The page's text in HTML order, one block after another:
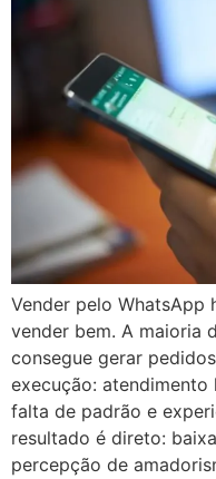
Vender pelo WhatsApp
vender bem. A maioria
consegue gerar
execução:
falta de padrão e
resultado é direto:
percepção de